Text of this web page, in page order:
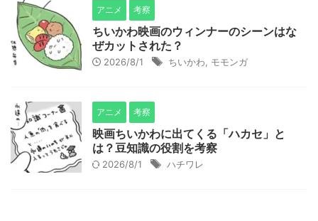
アニメ 考察
ちいかわ映画のウィンナーのシーンはな
ぜカットされた？
2026/8/1 ちいかわ モモンガ
アニメ 考察
映画ちいかわに出てくる「ハカセ」と
は？豆知識の役割を考察
2026/8/1 ハチワレ